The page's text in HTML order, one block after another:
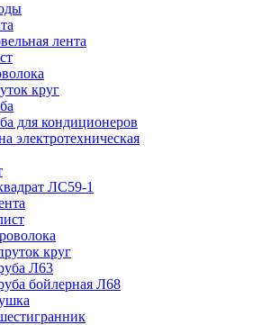
лента
круг
для кондиционеров
электротехническая
ЛС59-1
круг
Л63
бойлерная Л68